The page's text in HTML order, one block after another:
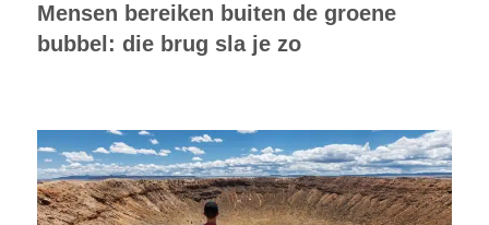
Mensen bereiken buiten de groene
bubbel: die brug sla je zo